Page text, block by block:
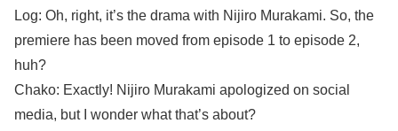
Log: Oh, right, it’s the drama with Nijiro Murakami. So, the
premiere has been moved from episode 1 to episode 2,
huh?
Chako: Exactly! Nijiro Murakami apologized on social
media, but I wonder what that’s about?